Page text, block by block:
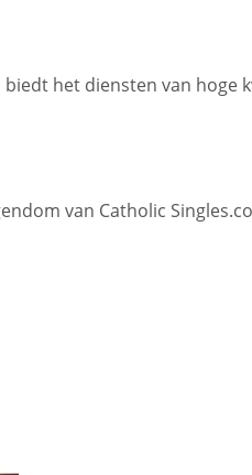
het diensten van hoge
van Catholic